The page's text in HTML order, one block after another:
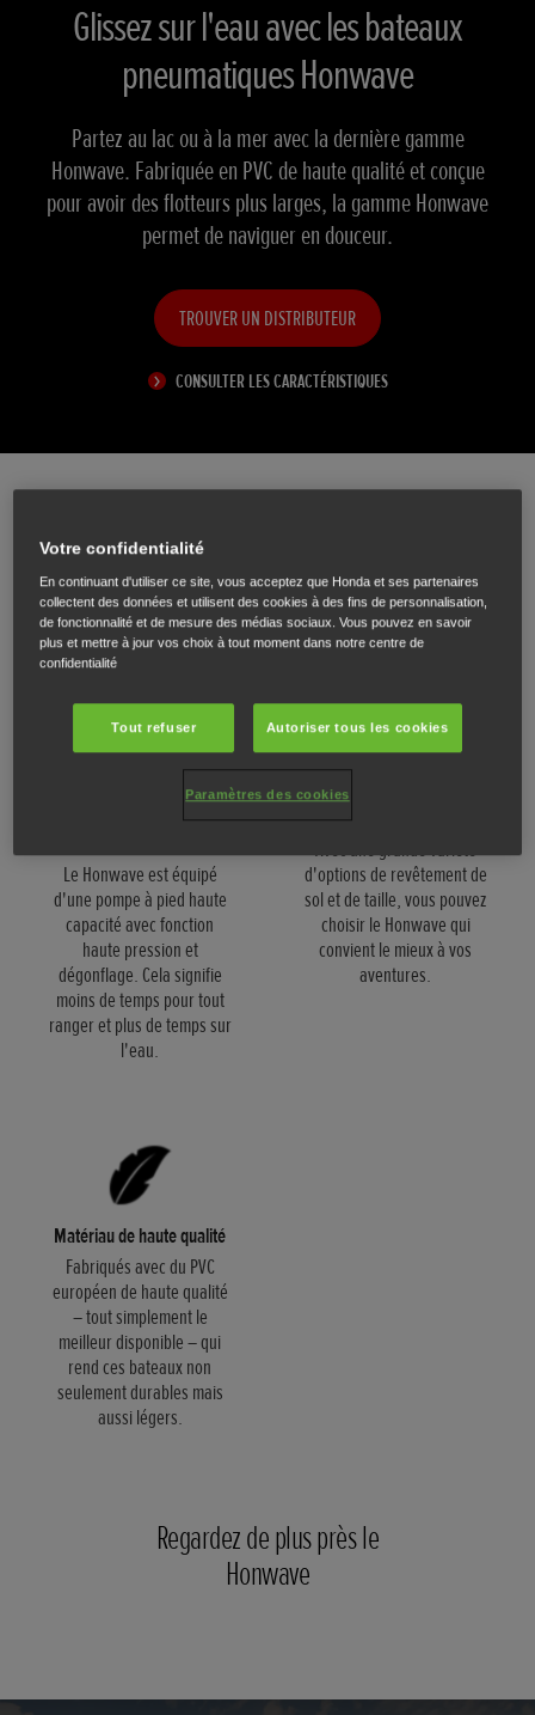
Glissez sur l'eau avec les bateaux
pneumatiques Honwave
Partez au lac ou à la mer avec la dernière gamme
Honwave. Fabriquée en PVC de haute qualité et conçue
pour avoir des flotteurs plus larges, la gamme Honwave
permet de naviguer en douceur.
TROUVER UN DISTRIBUTEUR
CONSULTER LES CARACTÉRISTIQUES
Affrontez tout ce que la nature vous
réserve
De l'exploration côtière à la pêche en eau libre, le Honwave vous assure de
flotter en douceur jusqu'à votre destination.
L'attente peut être
Le Honwave est équipé
d'une pompe à pied haute
capacité avec fonction
haute pression et
dégonflage. Cela signifie
moins de temps pour tout
ranger et plus de temps sur
l'eau.
Choix, choix, choix
Avec une grande variété
d'options de revêtement de
sol et de taille, vous pouvez
choisir le Honwave qui
convient le mieux à vos
aventures.
Matériau de haute qualité
Fabriqués avec du PVC
européen de haute qualité
– tout simplement le
meilleur disponible – qui
rend ces bateaux non
seulement durables mais
aussi légers.
Regardez de plus près le
Honwave
Votre confidentialité
En continuant d'utiliser ce site, vous acceptez que Honda et ses partenaires
collectent des données et utilisent des cookies à des fins de personnalisation,
de fonctionnalité et de mesure des médias sociaux. Vous pouvez en savoir
plus et mettre à jour vos choix à tout moment dans notre centre de
confidentialité
Tout refuser Autoriser tous les cookies
Paramètres des cookies